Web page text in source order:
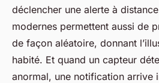
déclencher une alerte à
modernes permettent aussi de
de façon aléatoire, donnant
habité. Et quand un capteur
anormal, une notification arrive